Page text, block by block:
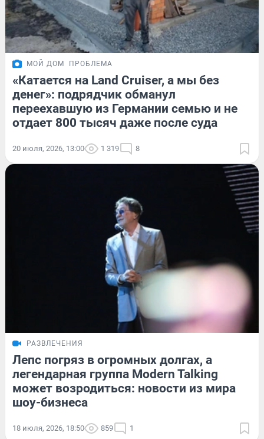
МОЙ ДОМ ПРОБЛЕМА
«Катается на Land Cruiser, а мы без
денег»: подрядчик обманул
переехавшую из Германии семью и не
отдает 800 тысяч даже после суда
20 июля, 2026, 13:00 1 319 8
РАЗВЛЕЧЕНИЯ
Лепс погряз в огромных долгах, а
легендарная группа Modern Talking
может возродиться: новости из мира
шоу-бизнеса
18 июля, 2026, 18:50 859 1